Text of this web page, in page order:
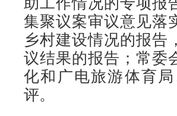
集聚议案审议意见落
乡村建设情况的报告
议结果的报告；常委
化和广电旅游体育
评。